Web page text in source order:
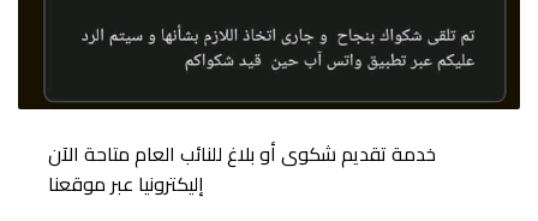
خدمة تقديم شكوى أو بلاغ للنائب العام متاحة الآن
إليكترونيا عبر موقعنا